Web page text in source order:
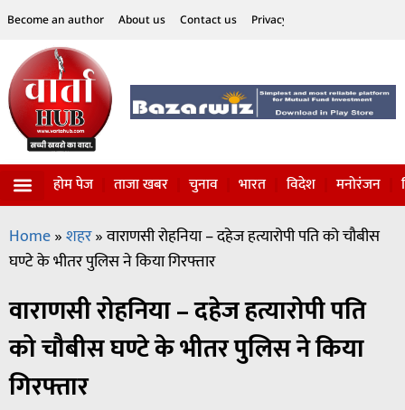
Become an author About us Contact us Privacy Policy
होम पेज ताजा खबर चुनाव भारत विदेश मनोरंजन
Home»शहर»वाराणसी रोहनिया – दहेज हत्यारोपी पति को चौबीस
घण्टे के भीतर पुलिस ने किया गिरफ्तार
वाराणसी रोहनिया – दहेज हत्यारोपी पति
को चौबीस घण्टे के भीतर पुलिस ने किया
गिरफ्तार